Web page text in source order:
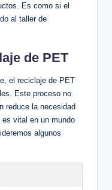
Es como si⁤ el
al taller de
de ⁣PET
el reciclaje ​de PET⁣
Este proceso no
reduce ‍la necesidad
vital en un mundo
‍algunos